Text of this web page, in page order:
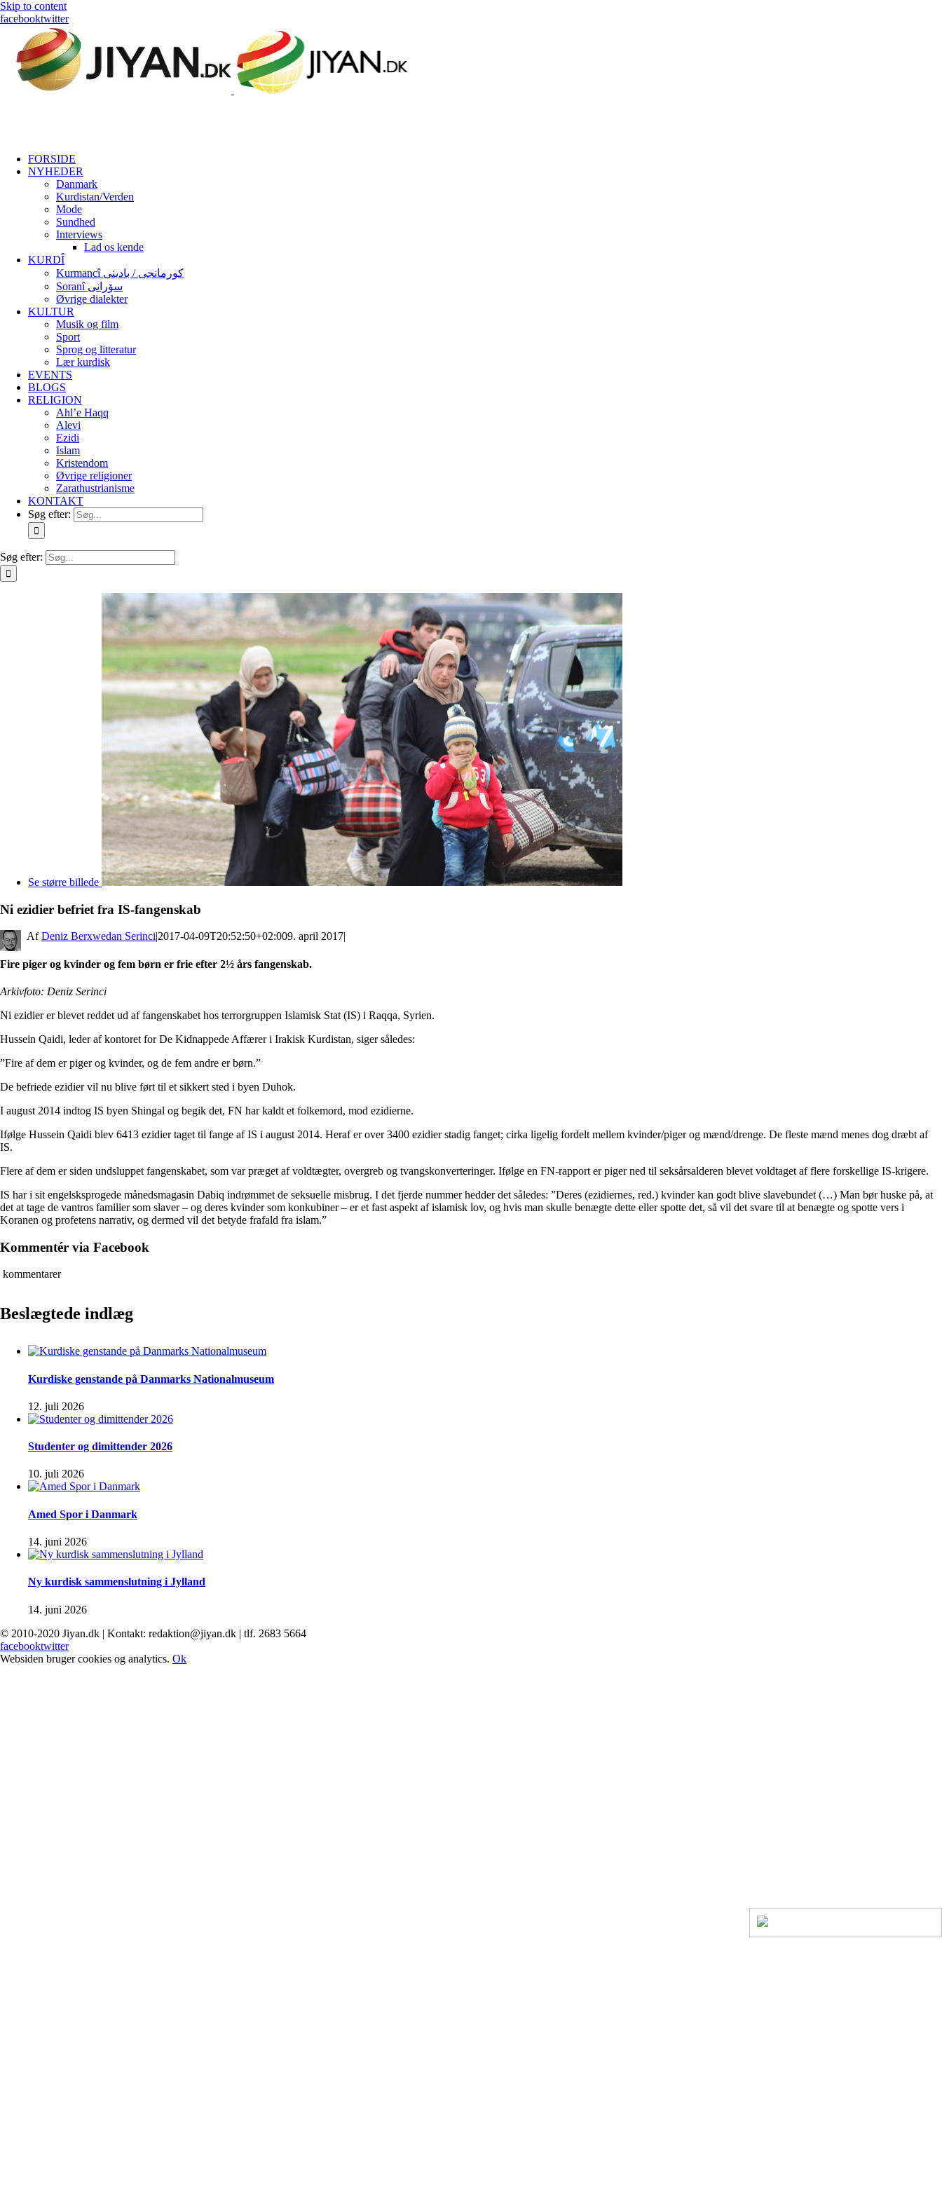
Skip to content
facebooktwitter
FORSIDE
NYHEDER
Danmark
Kurdistan/Verden
Mode
Sundhed
Interviews
Lad os kende
KURDÎ
Kurmancî کورمانجی / بادینی
Soranî سۆرانی
Øvrige dialekter
KULTUR
Musik og film
Sport
Sprog og litteratur
Lær kurdisk
EVENTS
BLOGS
RELIGION
Ahl’e Haqq
Alevi
Ezidi
Islam
Kristendom
Øvrige religioner
Zarathustrianisme
KONTAKT
Søg efter:
Søg efter:
Se større billede
Ni ezidier befriet fra IS-fangenskab
By Deniz Berxwedan Serinci|2017-04-09T20:52:50+02:009. april 2017|
Fire piger og kvinder og fem børn er frie efter 2½ års fangenskab.
Arkivfoto: Deniz Serinci
Ni ezidier er blevet reddet ud af fangenskabet hos terrorgruppen Islamisk Stat (IS) i Raqqa, Syrien.
Hussein Qaidi, leder af kontoret for De Kidnappede Affærer i Irakisk Kurdistan, siger således:
”Fire af dem er piger og kvinder, og de fem andre er børn.”
De befriede ezidier vil nu blive ført til et sikkert sted i byen Duhok.
I august 2014 indtog IS byen Shingal og begik det, FN har kaldt et folkemord, mod ezidierne.
Ifølge Hussein Qaidi blev 6413 ezidier taget til fange af IS i august 2014. Heraf er over 3400 ezidier stadig fanget; cirka ligelig fordelt mellem kvinder/piger og mænd/drenge. De fleste mænd menes dog dræbt af
IS.
Flere af dem er siden undsluppet fangenskabet, som var præget af voldtægter, overgreb og tvangskonverteringer. Ifølge en FN-rapport er piger ned til seksårsalderen blevet voldtaget af flere forskellige IS-krigere.
IS har i sit engelsksprogede månedsmagasin Dabiq indrømmet de seksuelle misbrug. I det fjerde nummer hedder det således: ”Deres (ezidiernes, red.) kvinder kan godt blive slavebundet (…) Man bør huske på, at
det at tage de vantros familier som slaver – og deres kvinder som konkubiner – er et fast aspekt af islamisk lov, og hvis man skulle benægte dette eller spotte det, så vil det svare til at benægte og spotte vers i
Koranen og profetens narrativ, og dermed vil det betyde frafald fra islam.”
Kommentér via Facebook
kommentarer
Beslægtede indlæg
Kurdiske genstande på Danmarks Nationalmuseum
12. juli 2026
Studenter og dimittender 2026
10. juli 2026
Amed Spor i Danmark
14. juni 2026
Ny kurdisk sammenslutning i Jylland
14. juni 2026
© 2010-2020 Jiyan.dk | Kontakt: redaktion@jiyan.dk | tlf. 2683 5664
facebooktwitter
Websiden bruger cookies og analytics. Ok